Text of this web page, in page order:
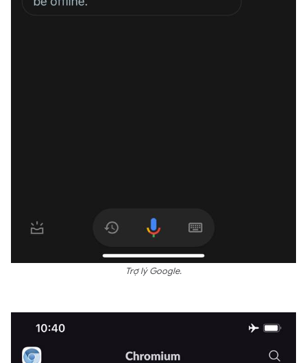
Trợ lý Google.